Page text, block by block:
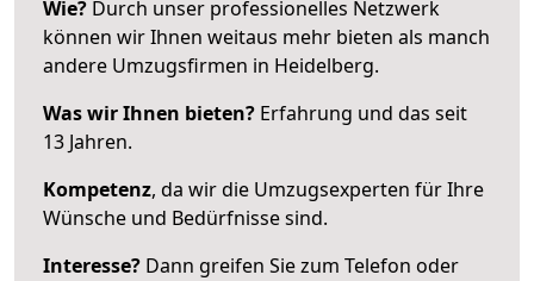
Wie? Durch unser professionelles Netzwerk
können wir Ihnen weitaus mehr bieten als manch
andere Umzugsfirmen in Heidelberg.
Was wir Ihnen bieten? Erfahrung und das seit
13 Jahren.
Kompetenz, da wir die Umzugsexperten für Ihre
Wünsche und Bedürfnisse sind.
Interesse? Dann greifen Sie zum Telefon oder